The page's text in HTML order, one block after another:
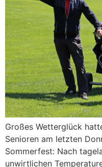
Großes Wetterglück
Senioren am letzten
Sommerfest: Nach
unwirtlichen